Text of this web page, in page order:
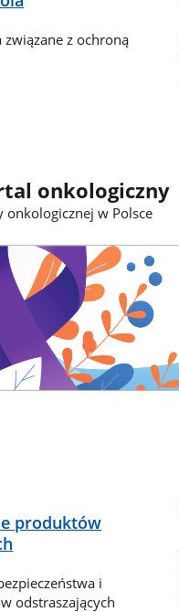
związane z ochroną
onkologiczny
w Polsce
produktów
i
odstraszających